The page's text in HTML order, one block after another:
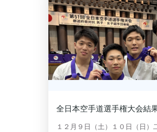
全日本空手道選手権大会結
１２月９日（土）１０日（日）